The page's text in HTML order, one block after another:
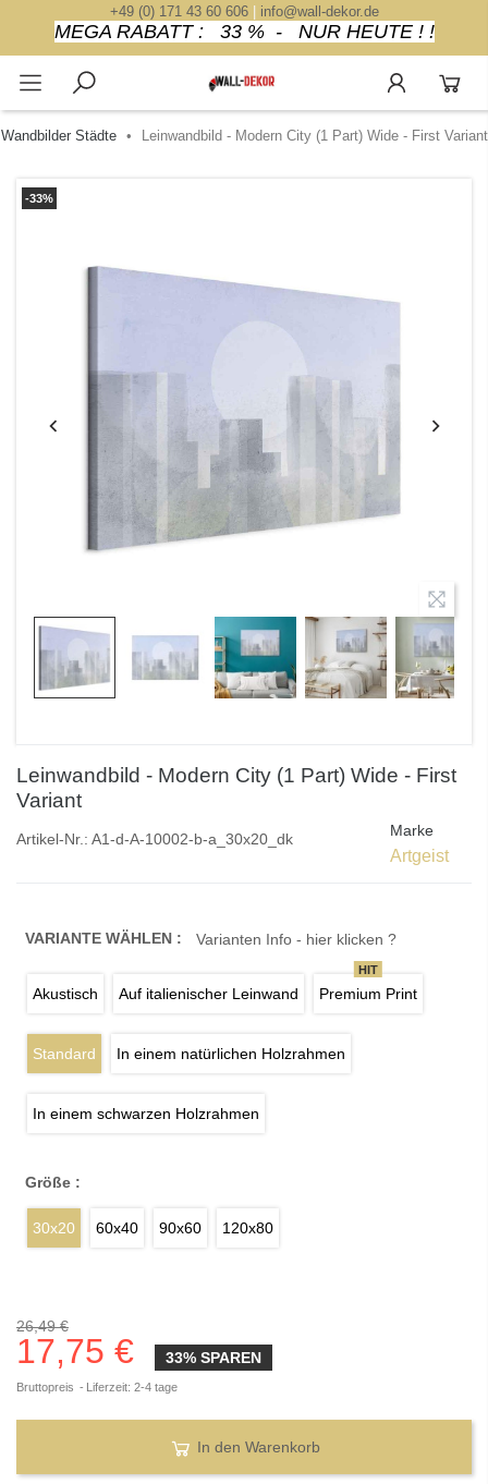
+49 (0) 171 43 60 606| info@wall-dekor.de
MEGA RABATT : 33 % - NUR HEUTE ! !
Wandbilder Städte Leinwandbild - Modern City (1 Part) Wide - First Variant
-33%
Leinwandbild - Modern City (1 Part) Wide - First
Variant
Artikel-Nr.: A1-d-A-10002-b-a_30x20_dk Marke
Artgeist
VARIANTE WÄHLEN : Varianten Info - hier klicken ?
Akustisch Auf italienischer Leinwand Premium Print
HIT
Standard In einem natürlichen Holzrahmen
In einem schwarzen Holzrahmen
Größe :
30x20 60x40 90x60 120x80
26,49 €
17,75 € 33% SPAREN
Bruttopreis Liferzeit: 2-4 tage
In den Warenkorb